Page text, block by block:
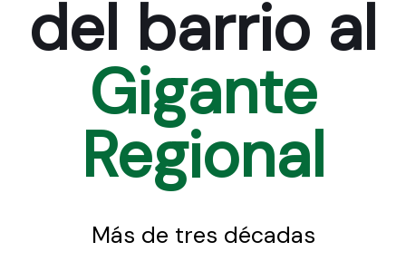
del barrio al
Gigante
Regional
Más de tres décadas